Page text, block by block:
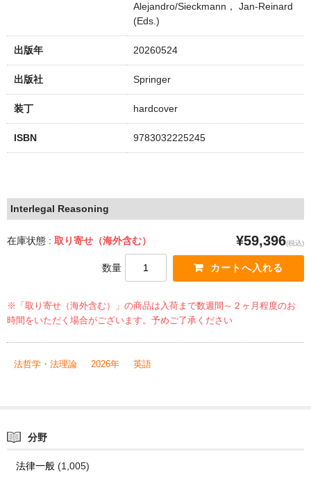
Alejandro/Sieckmann， Jan‑Reinard
(Eds.)
出版年 20260524
出版社 Springer
装丁 hardcover
ISBN 9783032225245
Interlegal Reasoning
在庫状態 : 取り寄せ（海外含む） ¥59,396(税込)
数量
※「取り寄せ（海外含む）」の商品は入荷まで数週間～２ヶ月程度のお
時間をいただく場合がございます。予めご了承ください
法哲学・法理論 2026年 英語
分野
法律一般(1,005)